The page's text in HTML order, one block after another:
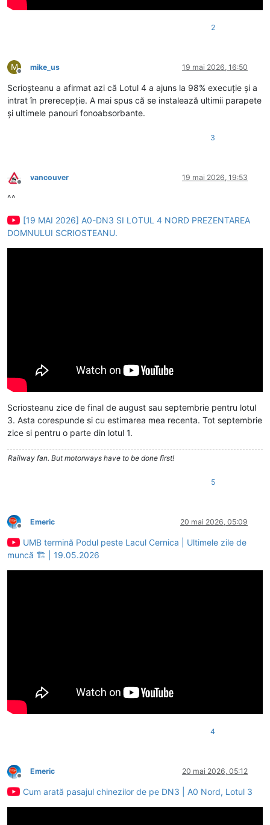
2
M
Deconectat
mike_us 19 mai 2026, 16:50
Scrioșteanu a afirmat azi că Lotul 4 a ajuns la 98% execuție și a
intrat în prerecepție. A mai spus că se instalează ultimii parapete
și ultimele panouri fonoabsorbante.
3
Deconectat
vancouver 19 mai 2026, 19:53
^^
[19 MAI 2026] A0-DN3 SI LOTUL 4 NORD PREZENTAREA
DOMNULUI SCRIOSTEANU.
Scriosteanu zice de final de august sau septembrie pentru lotul
3. Asta corespunde si cu estimarea mea recenta. Tot septembrie
zice si pentru o parte din lotul 1.
Railway fan. But motorways have to be done first!
5
Deconectat
Emeric 20 mai 2026, 05:09
UMB termină Podul peste Lacul Cernica | Ultimele zile de
muncă 🏗️ | 19.05.2026
4
Deconectat
Emeric 20 mai 2026, 05:12
Cum arată pasajul chinezilor de pe DN3 | A0 Nord, Lotul 3